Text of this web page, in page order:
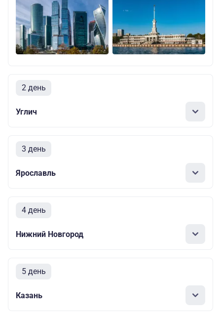
2 день
Углич
3 день
Ярославль
4 день
Нижний Новгород
5 день
Казань